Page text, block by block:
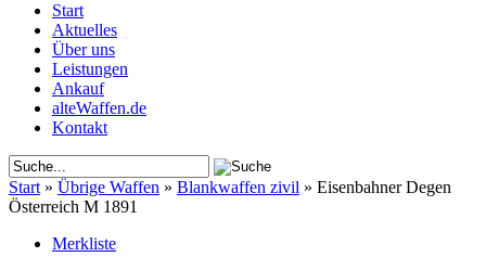
Start
Aktuelles
Über uns
Leistungen
Ankauf
alteWaffen.de
Kontakt
Start » Übrige Waffen » Blankwaffen zivil » Eisenbahner Degen
Österreich M 1891
Merkliste